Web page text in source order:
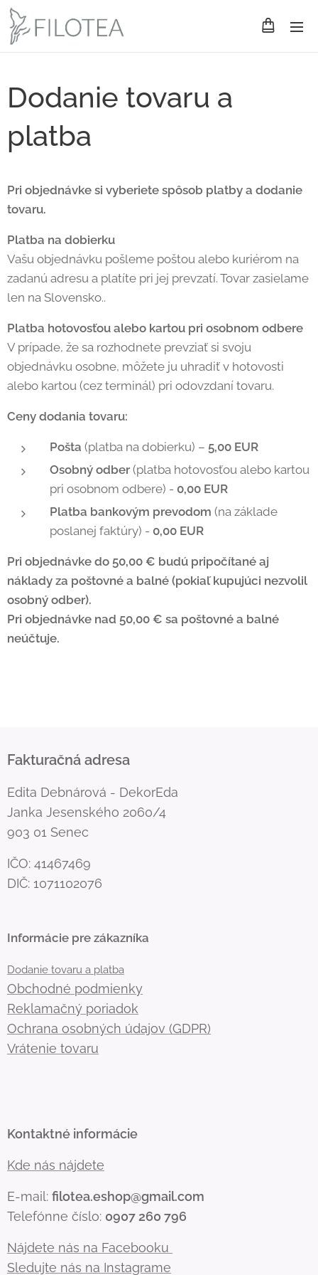
Dodanie tovaru a
platba
Pri objednávke si vyberiete spôsob platby a dodanie
tovaru.
Platba na dobierku
Vašu objednávku pošleme poštou alebo kuriérom na
zadanú adresu a platíte pri jej prevzatí. Tovar zasielame
len na Slovensko..
Platba hotovosťou alebo kartou pri osobnom odbere
V prípade, že sa rozhodnete prevziať si svoju
objednávku osobne, môžete ju uhradiť v hotovosti
alebo kartou (cez terminál) pri odovzdaní tovaru.
Ceny dodania tovaru:
Pošta (platba na dobierku) – 5,00 EUR
Osobný odber (platba hotovosťou alebo kartou
pri osobnom odbere) - 0,00 EUR
Platba bankovým prevodom (na základe
poslanej faktúry) - 0,00 EUR
Pri objednávke do 50,00 € budú pripočítané aj
náklady za poštovné a balné (pokiaľ kupujúci nezvolil
osobný odber).
Pri objednávke nad 50,00 € sa poštovné a balné
neúčtuje.
Fakturačná adresa
Edita Debnárová - DekorEda
Janka Jesenského 2060/4
903 01 Senec
IČO: 41467469
DIČ: 1071102076
Informácie pre zákazníka
Dodanie tovaru a platba
Obchodné podmienky
Reklamačný poriadok
Ochrana osobných údajov (GDPR)
Vrátenie tovaru
Kontaktné informácie
Kde nás nájdete
E-mail: filotea.eshop@gmail.com
Telefónne číslo: 0907 260 796
Nájdete nás na Facebooku
Sledujte nás na Instagrame